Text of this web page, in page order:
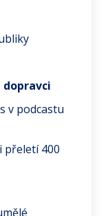
v podcastu
přeletí 400